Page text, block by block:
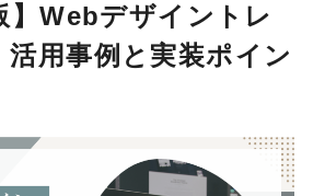
】Webデザイントレ
活用事例と実装ポイン